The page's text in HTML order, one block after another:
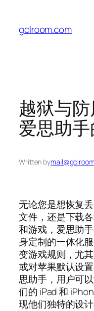
content
gclroom.com
越狱与防
爱思助
Written by
无论您是想恢复
文件，还是下载
和游戏，爱思助
身定制的一体化
变游戏规则，尤
或对苹果默认设
思助手，用户可
们的 iPad 和
现他们独特的设计